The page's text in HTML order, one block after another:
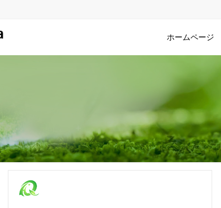
ホームページ